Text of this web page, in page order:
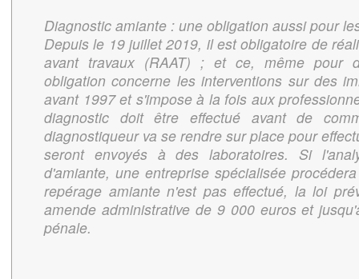
Diagnostic amiante : une obligation aussi pour
Depuis le 19 juillet 2019, il est obligatoire de
avant travaux (RAAT) ; et ce, même pour
obligation concerne les interventions sur des
avant 1997 et s'impose à la fois aux
diagnostic doit être effectué avant de
diagnostiqueur va se rendre sur place pour
seront envoyés à des laboratoires. Si
d'amiante, une entreprise spécialisée
repérage amiante n'est pas effectué, la loi
amende administrative de 9 000 euros et
pénale.